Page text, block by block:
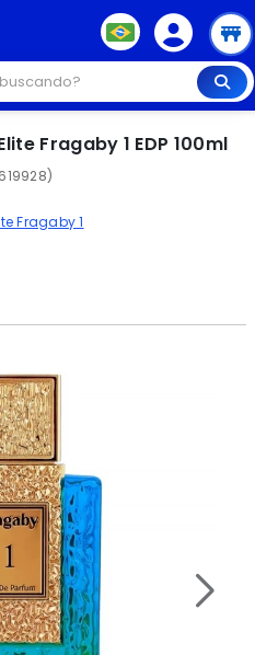
Fragaby 1 EDP 100ml
Fragaby 1